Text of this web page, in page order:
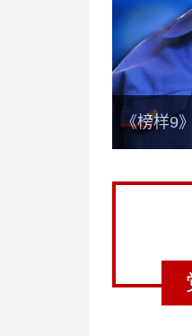
《榜样9
《榜样9